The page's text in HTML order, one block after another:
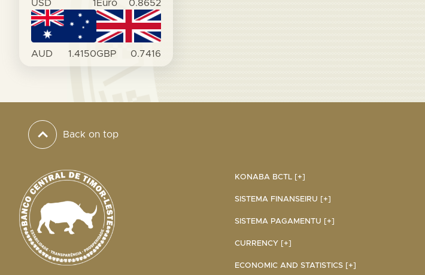
USD 1 Euro 0.8652
AUD 1.4150GBP 0.7416
Back on top
KONABA BCTL [+]
SISTEMA FINANSEIRU [+]
SISTEMA PAGAMENTU [+]
CURRENCY [+]
ECONOMIC AND STATISTICS [+]